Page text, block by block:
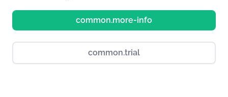
common.more-info
common.trial